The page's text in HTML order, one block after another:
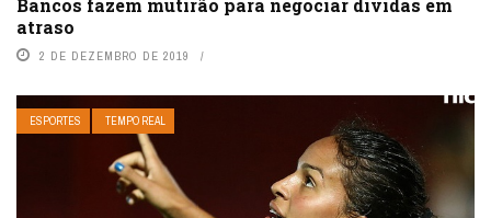
Bancos fazem mutirão para negociar dívidas em
atraso
2 DE DEZEMBRO DE 2019
ESPORTES TEMPO REAL